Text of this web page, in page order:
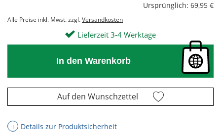
Ursprünglich: 69,95 €
Alle Preise inkl. Mwst. zzgl.Versandkosten
Lieferzeit 3-4 Werktage
In den Warenkorb
Auf den Wunschzettel
ℹ Details zur Produktsicherheit